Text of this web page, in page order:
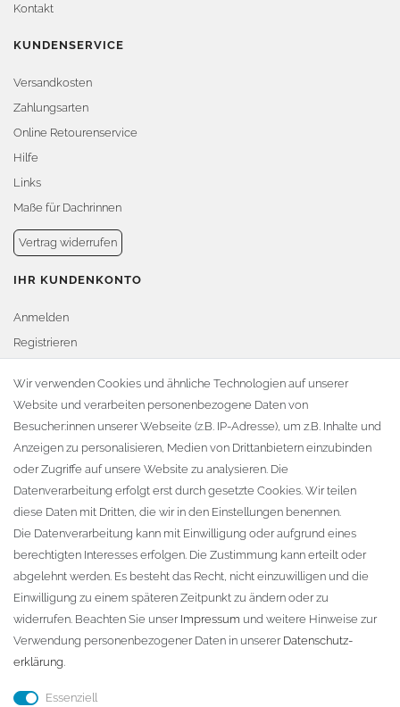
Kontakt
KUNDENSERVICE
Versandkosten
Zahlungsarten
Online Retourenservice
Hilfe
Links
Maße für Dachrinnen
Vertrag widerrufen
IHR KUNDENKONTO
Anmelden
Registrieren
Warenkorb
Zur Kasse
KONTAKT
Fa. Steffen Jost
Söbrigener Weg 50
D-01796 Pirna
Telefon:+49 (0)3501 507295
info@dach-teufel.de
Wir verwenden Cookies und ähnliche Technologien auf unserer
Website und verarbeiten personenbezogene Daten von
Besucher:innen unserer Webseite (z.B. IP-Adresse), um z.B. Inhalte und
Anzeigen zu personalisieren, Medien von Drittanbietern einzubinden
oder Zugriffe auf unsere Website zu analysieren. Die
Datenverarbeitung erfolgt erst durch gesetzte Cookies. Wir teilen
diese Daten mit Dritten, die wir in den Einstellungen benennen.
Die Datenverarbeitung kann mit Einwilligung oder aufgrund eines
berechtigten Interesses erfolgen. Die Zustimmung kann erteilt oder
abgelehnt werden. Es besteht das Recht, nicht einzuwilligen und die
Einwilligung zu einem späteren Zeitpunkt zu ändern oder zu
widerrufen. Beachten Sie unser Impressum und weitere Hinweise zur
Verwendung personenbezogener Daten in unserer Daten­schutz­
erklärung.
Essenziell